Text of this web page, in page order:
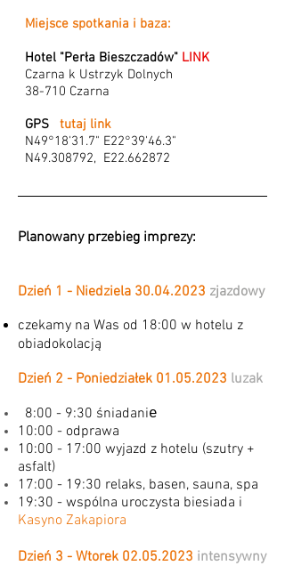
Miejsce spotkania i baza:
Hotel "Perła Bieszczadów" LINK
Czarna k Ustrzyk Dolnych
38-710 Czarna
GPS tutaj link
N49°18'31.7" E22°39'46.3"
N49.308792, E22.662872
Planowany przebieg imprezy:
Dzień 1 - Niedziela 30.04.2023 zjazdowy
​czekamy na Was od 18:00 w hotelu z
obiadokolacją
Dzień 2 - Poniedziałek 01.05.2023 luzak
8:00 - 9:30 śniadanie
10:00 - odprawa
10:00 - 17:00 wyjazd z hotelu (szutry +
asfalt)
17:00 - 19:30 relaks, basen, sauna, spa
19:30 - wspólna uroczysta biesiada i
Kasyno Zakapiora
Dzień 3 - Wtorek 02.05.2023 intensywny